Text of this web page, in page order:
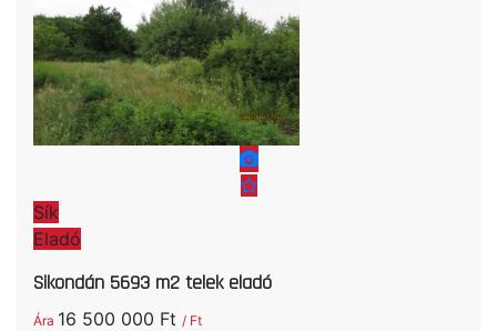
Sík
Eladó
Sikondán 5693 m2 telek eladó
Ára 16 500 000 Ft / Ft